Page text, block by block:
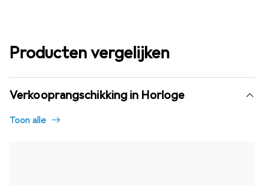
Producten vergelijken
Verkooprangschikking in Horloge
Toon alle